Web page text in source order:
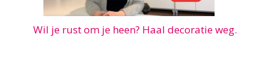
Wil je rust om je heen? Haal decoratie weg.